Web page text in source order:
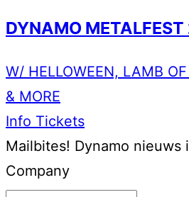
DYNAMO
W/ HELLOWEEN, LAMB
& MORE
Info Tickets
Mailbites! Dynamo nieuws
Company